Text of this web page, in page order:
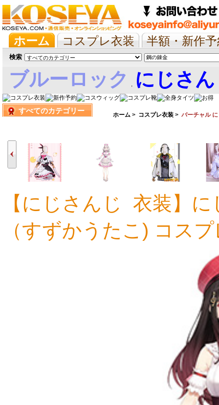
ホーム コスプレ衣装
半額・新作
抱き枕/布団/シーツ
ツイステ ウマ
検索
ブルーロック , にじさ
娘すべてのカテゴリー ホーム > コスプレ衣装 > バーチャル
19,424円 15,667円 18,282円
【にじさんじ 衣装】
（すずかうたこ) コス